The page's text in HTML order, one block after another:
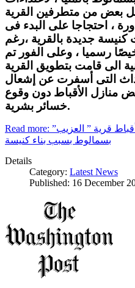
بعض من متطرفين القرية
، احتجاجا على البدء فى
جديدة بالقرية ،رغم
رسميا ، وعلى الفور تم
الى قامت بتطويق القرية
التى أسفرت عن إشعال
منازل الأقباط دون وقوع
خسائر بشرية.
Read more: اعتداءات على أقباط قرية ” العزيب”
بسمالوط بسبب بناء كنيسة
Details
Category: Latest News
Published: 16 December